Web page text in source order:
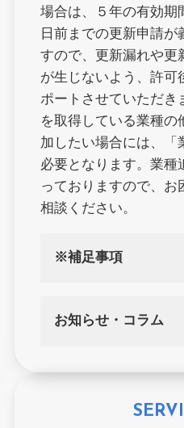
場合は、５年の有効期
日前までの更新申請が
すので、更新漏れや更
が生じないよう、許可
ポートさせていただき
を取得している業種の
加したい場合には、「
必要となります。業種
っておりますので、お
相談ください。
※補足事項
お知らせ・コラム